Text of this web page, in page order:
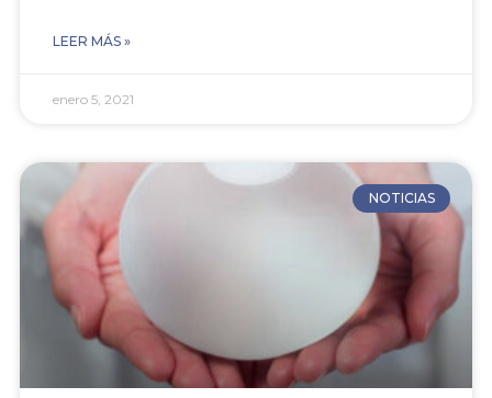
LEER MÁS »
enero 5, 2021
NOTICIAS